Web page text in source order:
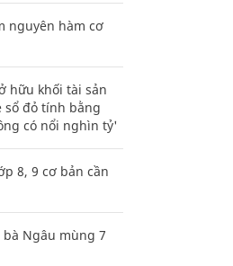
nguyên hàm cơ
hữu khối tài sản
đỏ tính bằng
có nổi nghìn tỷ'
8, 9 cơ bản cần
Ngâu mùng 7